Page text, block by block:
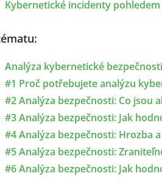
Kybernetické incidenty
Analýza kybernetické
#1 Proč potřebujete analýzu
#2 Analýza bezpečnosti: Co jsou
#3 Analýza bezpečnosti: Jak
#4 Analýza bezpečnosti: Hrozba
#5 Analýza bezpečnosti:
#6 Analýza bezpečnosti: Jak